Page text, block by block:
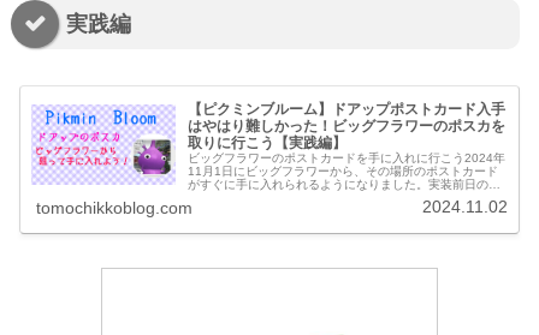
実践編
【ピクミンブルーム】ドアップポストカード入手
はやはり難しかった！ビッグフラワーのポスカを
取りに行こう【実践編】
ビッグフラワーのポストカードを手に入れに行こう2024年
11月1日にビッグフラワーから、その場所のポストカード
がすぐに手に入れられるようになりました。実装前日の木
で、夜に買い物に出かけていた...
tomochikkoblog.com 2024.11.02